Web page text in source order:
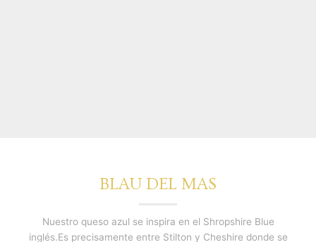
BLAU DEL MAS
Nuestro queso azul se inspira en el Shropshire Blue
inglés.Es precisamente entre Stilton y Cheshire donde se